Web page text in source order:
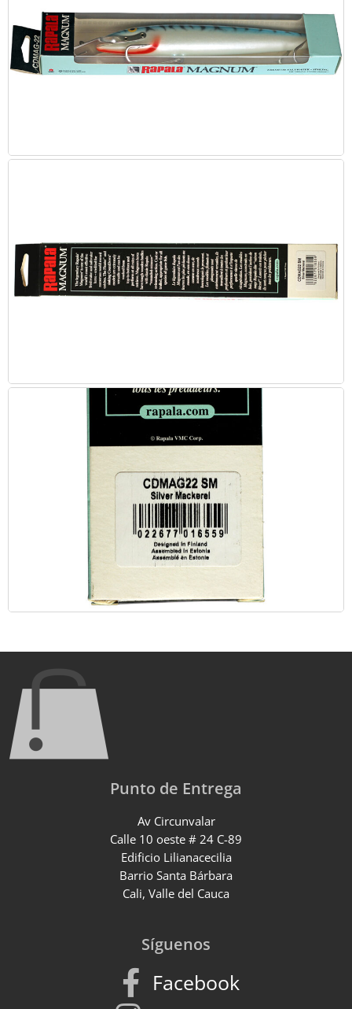
Punto de Entrega
Av Circunvalar
Calle 10 oeste # 24 C-89
Edificio Lilianacecilia
Barrio Santa Bárbara
Cali, Valle del Cauca
Síguenos
Facebook